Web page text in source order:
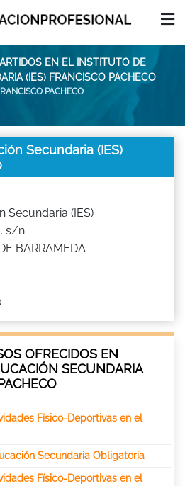
EN EL INSTITUTO DE
(IES) FRANCISCO PACHECO
PACHECO
Secundaria (IES)
Secundaria (IES)
s/n
BARRAMEDA
OFRECIDOS EN
SECUNDARIA
Físico-Deportivas en el
Secundaria Obligatoria
Físico-Deportivas en el